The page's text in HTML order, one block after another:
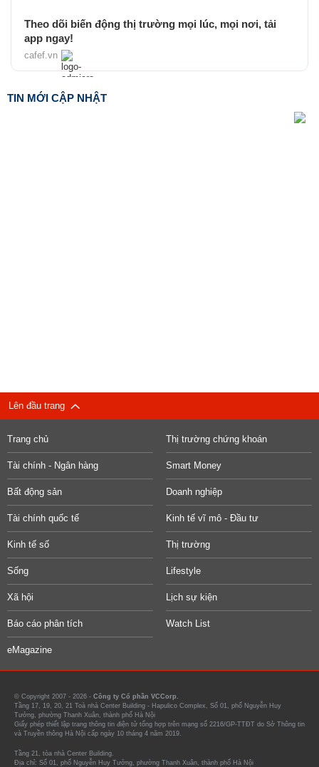
Theo dõi biến động thị trường mọi lúc, mọi nơi, tải
app ngay!
cafef.vn
TIN MỚI CẬP NHẬT
Lên đầu trang
Trang chủ Thị trường chứng khoán
Tài chính - Ngân hàng Smart Money
Bất động sản Doanh nghiệp
Tài chính quốc tế Kinh tế vĩ mô - Đầu tư
Kinh tế số Thị trường
Sống Lifestyle
Xã hội Lịch sự kiện
Báo cáo phân tích Watch List
eMagazine
© Copyright 2007 - 2026 - Công ty Cổ phần VCCorp.
Tầng 17, 19, 20, 21 Toà nhà Center Building - Hapulico Complex, Số 01, phố Nguyễn Huy
Tưởng, phường Thanh Xuân, thành phố Hà Nội
Giấy phép thiết lập trang thông tin điện tử tổng hợp trên mạng số 2216/GP-TTĐT do Sở Thông tin
và Truyền thông Hà Nội cấp ngày 10 tháng 4 năm 2019.
Tầng 21, tòa nhà Center Building.
Địa chỉ: Số 01, phố Nguyễn Huy Tưởng, phường Thanh Xuân, thành phố Hà Nội